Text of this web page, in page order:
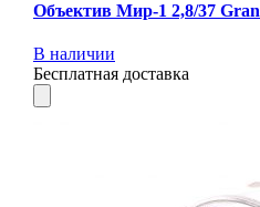
Объектив Мир-1 2,8/37
В наличии
Бесплатная доставка